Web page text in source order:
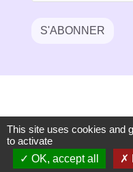
S'ABONNER
This site uses cookies and
to activate
OK, accept all